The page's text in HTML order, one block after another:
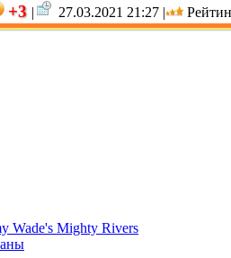
+3 | 27.03.2021 21:27 |
Wade's Mighty Rivers